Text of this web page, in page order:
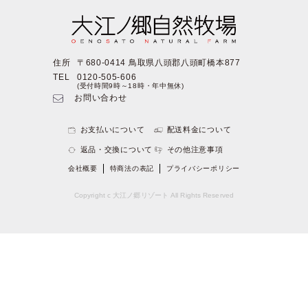
住所
〒680-0414 鳥取県八頭郡八頭町橋本877
TEL
0120-505-606
(受付時間9時～18時・年中無休)
お問い合わせ
お支払いについて 配送料金について
返品・交換について その他注意事項
会社概要 特商法の表記 プライバシーポリシー
Copyright c 大江ノ郷リゾート All Rights Reserved